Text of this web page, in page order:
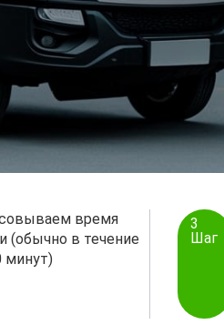
время
(обычно в течение
минут)
3
Шаг